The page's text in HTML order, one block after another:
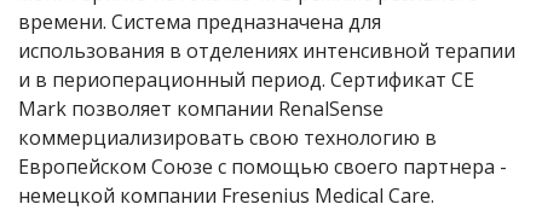
времени. Система предназначена для
использования в отделениях интенсивной терапии
и в периоперационный период. Сертификат CE
Mark позволяет компании RenalSense
коммерциализировать свою технологию в
Европейском Союзе с помощью своего партнера -
немецкой компании Fresenius Medical Care.